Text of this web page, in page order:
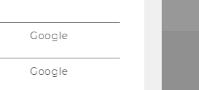
Google
Google